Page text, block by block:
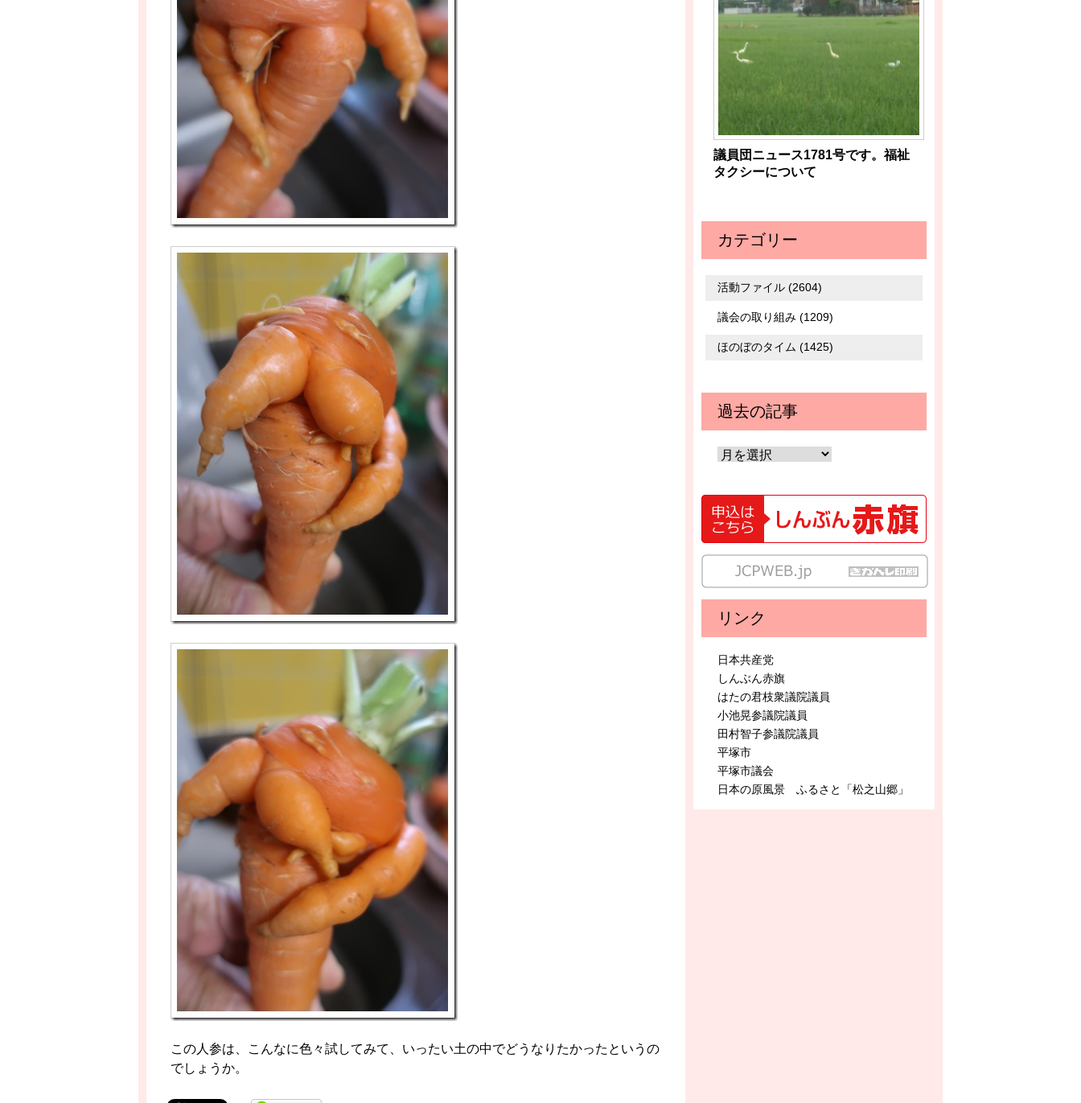
この人参は、こんなに色々試してみて、いったい土の中でどうなりたかったというの
でしょうか。
議員団ニュース1781号です。福祉
タクシーについて
カテゴリー
活動ファイル (2604)
議会の取り組み (1209)
ほのぼのタイム (1425)
過去の記事
リンク
日本共産党
しんぶん赤旗
はたの君枝衆議院議員
小池晃参議院議員
田村智子参議院議員
平塚市
平塚市議会
日本の原風景 ふるさと「松之山郷」